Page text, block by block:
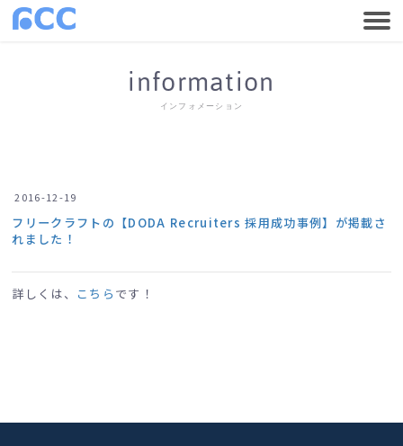
information
インフォメーション
2016-12-19
フリークラフトの【DODA Recruiters 採用成功事例】が掲載さ
れました！
詳しくは、 こちら です！